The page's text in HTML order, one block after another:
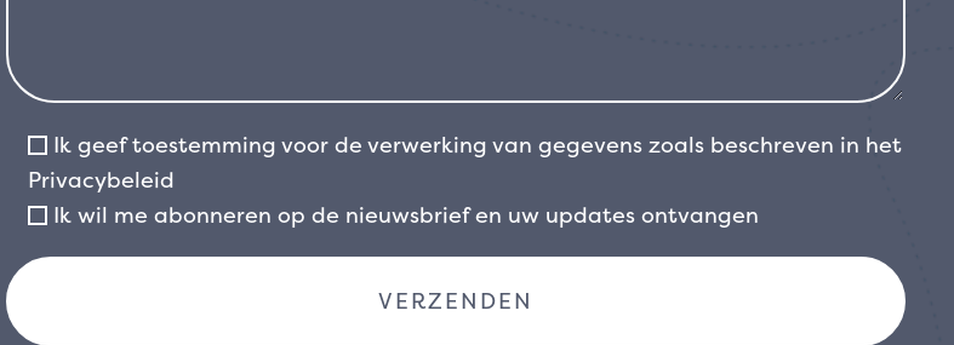
Ik geef toestemming voor de verwerking van gegevens zoals beschreven in het
Privacybeleid
Ik wil me abonneren op de nieuwsbrief en uw updates ontvangen